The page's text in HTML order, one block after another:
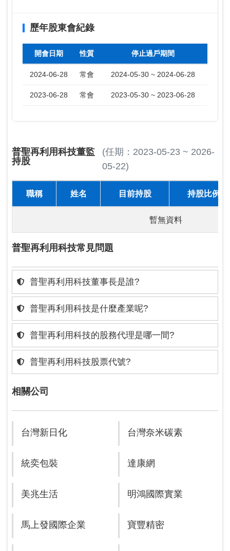
歷年股東會紀錄
開會日期 性質 停止過戶期間
2024-06-28 常會 2024-05-30 ~ 2024-06-28
2023-06-28 常會 2023-05-30 ~ 2023-06-28
普聖再利用科技董監
持股
(任期：2023-05-23 ~ 2026-
05-22)
職稱 姓名 目前持股 持股比例
暫無資料
普聖再利用科技常見問題
普聖再利用科技董事長是誰?
普聖再利用科技是什麼產業呢?
普聖再利用科技的股務代理是哪一間?
普聖再利用科技股票代號?
相關公司
台灣新日化 台灣奈米碳素
統奕包裝 達康網
美兆生活 明鴻國際實業
馬上發國際企業 寶豐精密